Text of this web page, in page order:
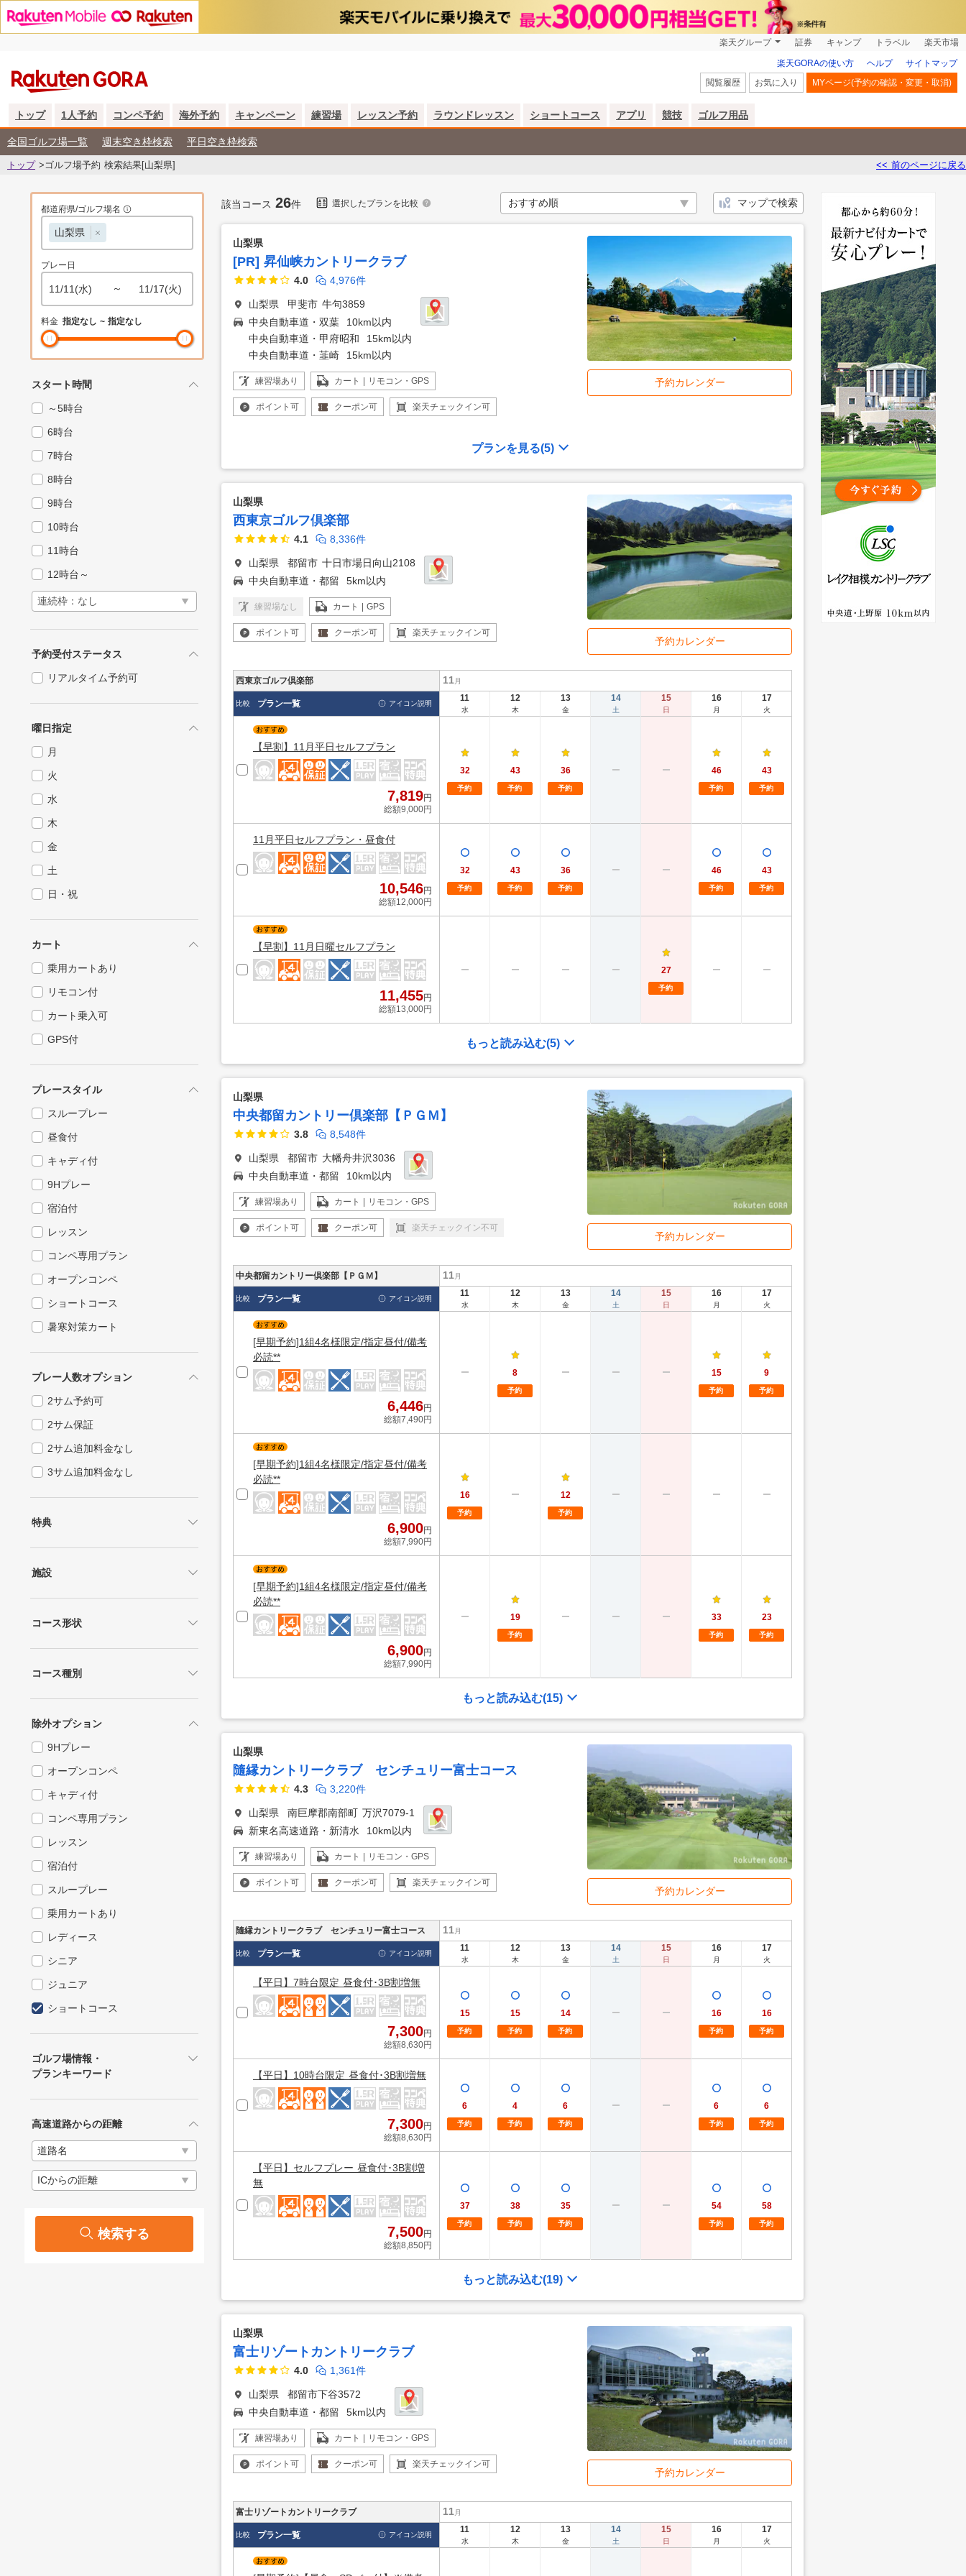
楽天グループ 証券 キャンプ トラベル 楽天市場
楽天GORAの使い方 ヘルプ
サイトマップ
閲覧履歴
お気に入り MYページ(予約の確認・変更・取消)
トップ 1人予約 コンペ予約 海外予約 キャンペーン 練習場 レッスン予約 ラウンドレッスン ショートコース アプリ 競技 ゴルフ用品
全国ゴルフ場一覧 週末空き枠検索 平日空き枠検索
トップ>ゴルフ場予約 検索結果[山梨県] << 前のページに戻る
都道府県/ゴルフ場名
山梨県
プレー日
11/11(水) ～ 11/17(火)
料金 指定なし ~ 指定なし
スタート時間
～5時台
6時台
7時台
8時台
9時台
10時台
11時台
12時台～
予約受付ステータス
リアルタイム予約可
曜日指定
月
火
水
木
金
土
日・祝
カート
乗用カートあり
リモコン付
カート乗入可
GPS付
プレースタイル
スループレー
昼食付
キャディ付
9Hプレー
宿泊付
レッスン
コンペ専用プラン
オープンコンペ
ショートコース
暑寒対策カート
プレー人数オプション
2サム予約可
2サム保証
2サム追加料金なし
3サム追加料金なし
特典
1.5ラウンド
2ラウンド
レディース
施設
練習場あり
宿泊施設あり
コース形状
フェアウェイが広い
コース種別
指定しない
山岳
丘陵
シーサイド
林間
高原
河川
除外オプション
9Hプレー
オープンコンペ
キャディ付
コンペ専用プラン
レッスン
宿泊付
スループレー
乗用カートあり
レディース
シニア
ジュニア
ショートコース
ゴルフ場情報・
プランキーワード
高速道路からの距離
検索する
該当コース 26件 選択したプランを比較 マップで検索
山梨県
[PR] 昇仙峡カントリークラブ
4.0 4,976件
山梨県 甲斐市 牛句3859
中央自動車道・双葉 10km以内
中央自動車道・甲府昭和 15km以内
中央自動車道・韮崎 15km以内
練習場あり カート | リモコン・GPS
ポイント 可 クーポン可 楽天チェックイン可
予約カレンダー
プランを見る(5)
山梨県
西東京ゴルフ倶楽部
4.1 8,336件
山梨県 都留市 十日市場日向山2108
中央自動車道・都留 5km以内
練習場なし カート | GPS
ポイント 可 クーポン可 楽天チェックイン可
予約カレンダー
西東京ゴルフ倶楽部 11 月
比較 プラン一覧 アイコン説明
11
水
12
木
13
金
14
土
15
日
16
月
17
火
【早割】11月平日セルフプラン
7,819円
総額9,000円
32
予約
43
予約
36
予約
46
予約
43
予約
11月平日セルフプラン・昼食付
10,546円
総額12,000円
32
予約
43
予約
36
予約
46
予約
43
予約
【早割】11月日曜セルフプラン
11,455円
総額13,000円
27
予約
もっと読み込む(5)
山梨県
中央都留カントリー倶楽部【ＰＧＭ】
3.8 8,548件
山梨県 都留市 大幡舟井沢3036
中央自動車道・都留 10km以内
練習場あり カート | リモコン・GPS
ポイント 可 クーポン可 楽天チェックイン不可
予約カレンダー
中央都留カントリー倶楽部【ＰＧＭ】 11 月
比較 プラン一覧 アイコン説明
11
水
12
木
13
金
14
土
15
日
16
月
17
火
[早期予約]1組4名様限定/指定昼付/備考
必読**
6,446円
総額7,490円
8
予約
15
予約
9
予約
[早期予約]1組4名様限定/指定昼付/備考
必読**
6,900円
総額7,990円
16
予約
12
予約
[早期予約]1組4名様限定/指定昼付/備考
必読**
6,900円
総額7,990円
19
予約
33
予約
23
予約
もっと読み込む(15)
山梨県
隨縁カントリークラブ センチュリー富士コース
4.3 3,220件
山梨県 南巨摩郡南部町 万沢7079-1
新東名高速道路・新清水 10km以内
練習場あり カート | リモコン・GPS
ポイント 可 クーポン可 楽天チェックイン可
予約カレンダー
隨縁カントリークラブ センチュリー富士コース 11 月
比較 プラン一覧 アイコン説明
11
水
12
木
13
金
14
土
15
日
16
月
17
火
【平日】7時台限定 昼食付･3B割増無
7,300円
総額8,630円
15
予約
15
予約
14
予約
16
予約
16
予約
【平日】10時台限定 昼食付･3B割増無
7,300円
総額8,630円
6
予約
4
予約
6
予約
6
予約
6
予約
【平日】セルフプレー 昼食付･3B割増
無
7,500円
総額8,850円
37
予約
38
予約
35
予約
54
予約
58
予約
もっと読み込む(19)
山梨県
富士リゾートカントリークラブ
4.0 1,361件
山梨県
都留市下谷3572
中央自動車道・都留 5km以内
練習場あり カート | リモコン・GPS
ポイント 可 クーポン可 楽天チェックイン可
予約カレンダー
富士リゾートカントリークラブ 11 月
比較 プラン一覧 アイコン説明
11
水
12
木
13
金
14
土
15
日
16
月
17
火